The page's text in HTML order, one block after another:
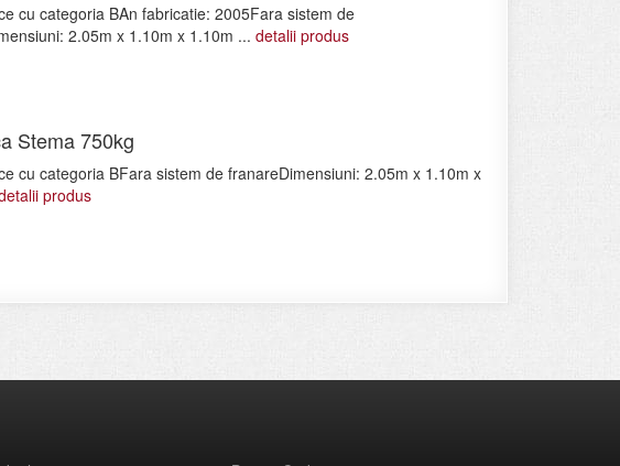
cu categoria BAn fabricatie: 2005Fara sistem de
2.05m x 1.10m x 1.10m ...detalii produs
Stema 750kg
cu categoria BFara sistem de franareDimensiuni: 2.05m x 1.10m x
produs